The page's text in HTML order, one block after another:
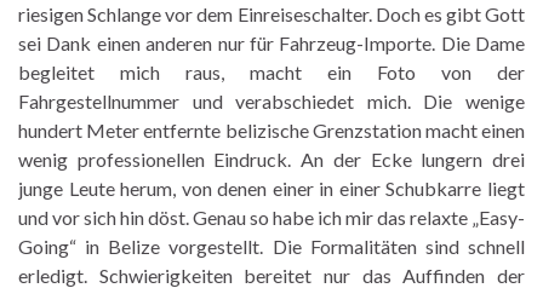
riesigen Schlange vor dem Einreiseschalter. Doch es gibt Gott
sei Dank einen anderen nur für Fahrzeug-Importe. Die Dame
begleitet mich raus, macht ein Foto von der
Fahrgestellnummer und verabschiedet mich. Die wenige
hundert Meter entfernte belizische Grenzstation macht einen
wenig professionellen Eindruck. An der Ecke lungern drei
junge Leute herum, von denen einer in einer Schubkarre liegt
und vor sich hin döst. Genau so habe ich mir das relaxte „Easy-
Going“ in Belize vorgestellt. Die Formalitäten sind schnell
erledigt. Schwierigkeiten bereitet nur das Auffinden der